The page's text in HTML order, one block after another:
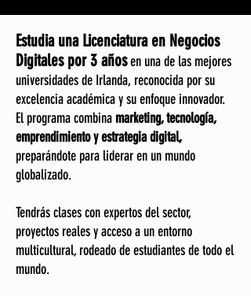
Estudia una Licenciatura en Negocios
Digitales por 3 añosen una de las mejores
universidades de Irlanda, reconocida por su
excelencia académica y su enfoque innovador.
El programa combina marketing, tecnología,
emprendimiento y estrategia digital,
preparándote para liderar en un mundo
globalizado.
Tendrás clases con expertos del sector,
proyectos reales y acceso a un entorno
multicultural, rodeado de estudiantes de todo el
mundo.